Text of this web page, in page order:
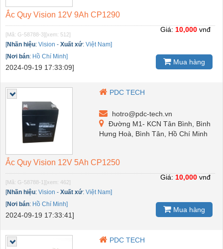
Ắc Quy Vision 12V 9Ah CP1290
[Mã: G-58788-3][xem: 512]
[Nhãn hiệu: Vision - Xuất xứ: Việt Nam]
[Nơi bán: Hồ Chí Minh]
2024-09-19 17:33:09]
Giá: 10,000 vnđ
Mua hàng
PDC TECH
hotro@pdc-tech.vn
Đường M1- KCN Tân Bình, Bình
Hưng Hoà, Bình Tân, Hồ Chí Minh
Ắc Quy Vision 12V 5Ah CP1250
[Mã: G-58788-1][xem: 462]
[Nhãn hiệu: Vision - Xuất xứ: Việt Nam]
[Nơi bán: Hồ Chí Minh]
2024-09-19 17:33:41]
Giá: 10,000 vnđ
Mua hàng
PDC TECH